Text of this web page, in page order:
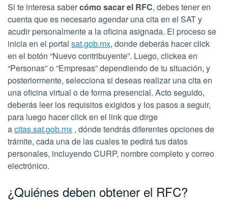
Si te interesa sabercómo sacar el RFC, debes tener en
cuenta que es necesario agendar una cita en el SAT y
acudir personalmente a la oficina asignada. El proceso se
inicia en el portal sat.gob.mx, donde deberás hacer click
en el botón “Nuevo contribuyente”. Luego, clickea en
“Personas” o “Empresas” dependiendo de tu situación, y
posteriormente, selecciona si deseas realizar una cita en
una oficina virtual o de forma presencial. Acto seguido,
deberás leer los requisitos exigidos y los pasos a seguir,
para luego hacer click en el link que dirge
acitas.sat.gob.mx , dónde tendrás diferentes opciones de
trámite, cada una de las cuales te pedirá tus datos
personales, incluyendo CURP, nombre completo y correo
electrónico.
¿Quiénes deben obtener el RFC?